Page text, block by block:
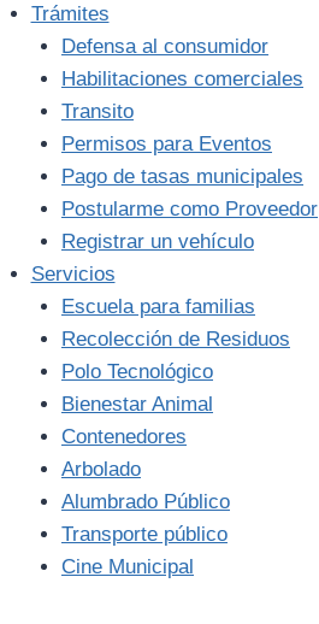
Trámites
Defensa al consumidor
Habilitaciones comerciales
Transito
Permisos para Eventos
Pago de tasas municipales
Postularme como Proveedor
Registrar un vehículo
Servicios
Escuela para familias
Recolección de Residuos
Polo Tecnológico
Bienestar Animal
Contenedores
Arbolado
Alumbrado Público
Transporte público
Cine Municipal